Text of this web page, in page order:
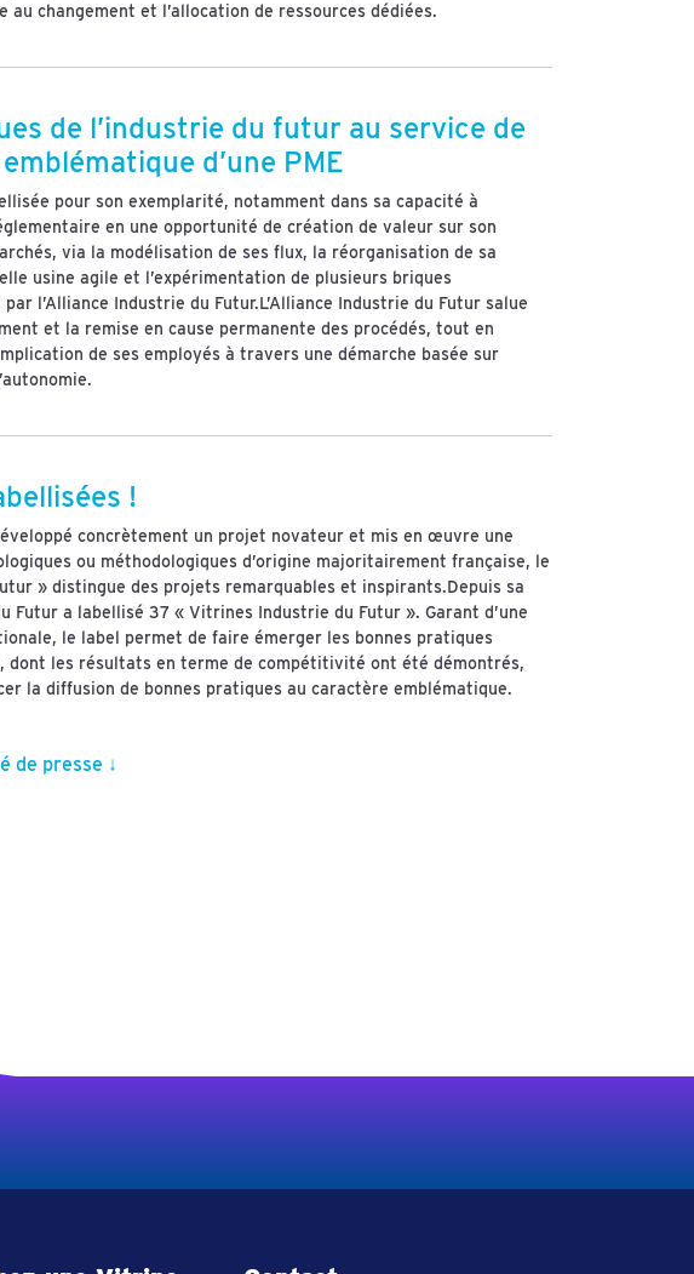
au changement et l’allocation de ressources dédiées.
de l’industrie du futur au service de
d’une PME
pour son exemplarité, notamment dans sa capacité à
en une opportunité de création de valeur sur son
via la modélisation de ses flux, la réorganisation de sa
usine agile et l’expérimentation de plusieurs briques
l’Alliance Industrie du Futur.L’Alliance Industrie du Futur salue
et la remise en cause permanente des procédés, tout en
de ses employés à travers une démarche basée sur
!
concrètement un projet novateur et mis en œuvre une
ou méthodologiques d’origine majoritairement française, le
» distingue des projets remarquables et inspirants.Depuis sa
Futur a labellisé 37 « Vitrines Industrie du Futur ». Garant d’une
le label permet de faire émerger les bonnes pratiques
dont les résultats en terme de compétitivité ont été démontrés,
la diffusion de bonnes pratiques au caractère emblématique.
de presse ↓